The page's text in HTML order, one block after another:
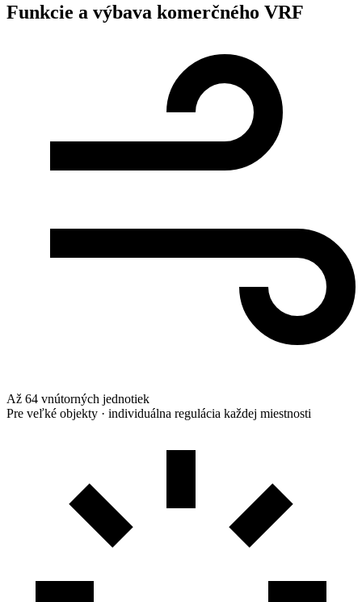
Funkcie a výbava komerčného VRF
Až 64 vnútorných jednotiek
Pre veľké objekty · individuálna regulácia každej miestnosti